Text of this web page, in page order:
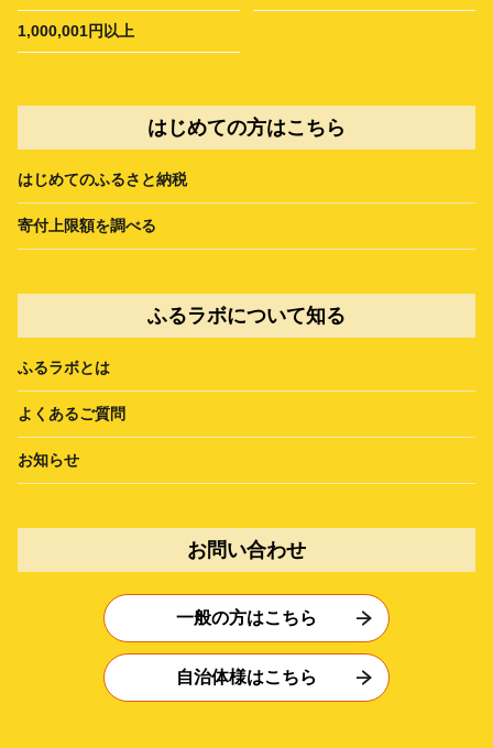
1,000,001円以上
はじめての方はこちら
はじめてのふるさと納税
寄付上限額を調べる
ふるラボについて知る
ふるラボとは
よくあるご質問
お知らせ
お問い合わせ
一般の方はこちら
自治体様はこちら